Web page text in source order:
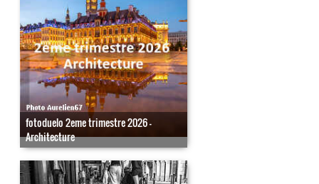
fotoduelo 2eme trimestre 2026 -
Architecture